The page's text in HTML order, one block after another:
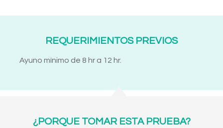
REQUERIMIENTOS PREVIOS
Ayuno mínimo de 8 hr a 12 hr.
¿PORQUE TOMAR ESTA PRUEBA?